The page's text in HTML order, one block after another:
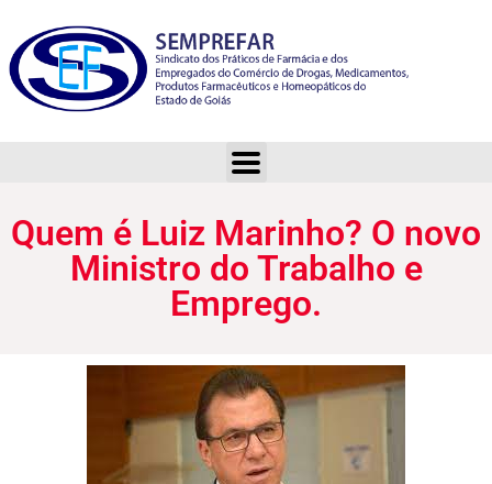
Quem é Luiz Marinho? O novo
Ministro do Trabalho e
Emprego.